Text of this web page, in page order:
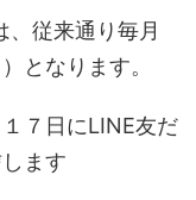
、従来通り毎月
となります。
７日にLINE友だ
ます